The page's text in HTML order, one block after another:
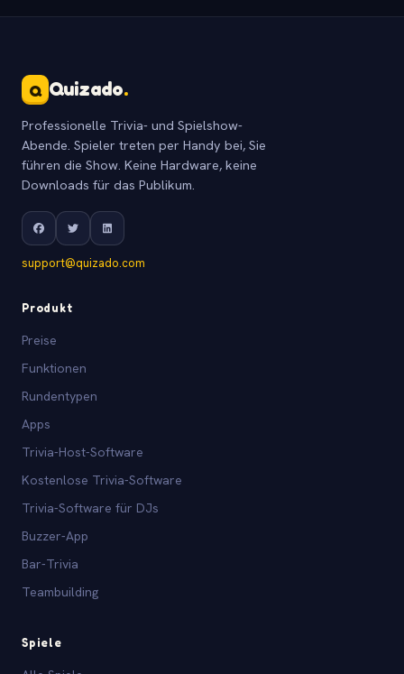
Q Quizado.
Professionelle Trivia- und Spielshow-
Abende. Spieler treten per Handy bei, Sie
führen die Show. Keine Hardware, keine
Downloads für das Publikum.
support@quizado.com
Produkt
Preise
Funktionen
Rundentypen
Apps
Trivia-Host-Software
Kostenlose Trivia-Software
Trivia-Software für DJs
Buzzer-App
Bar-Trivia
Teambuilding
Spiele